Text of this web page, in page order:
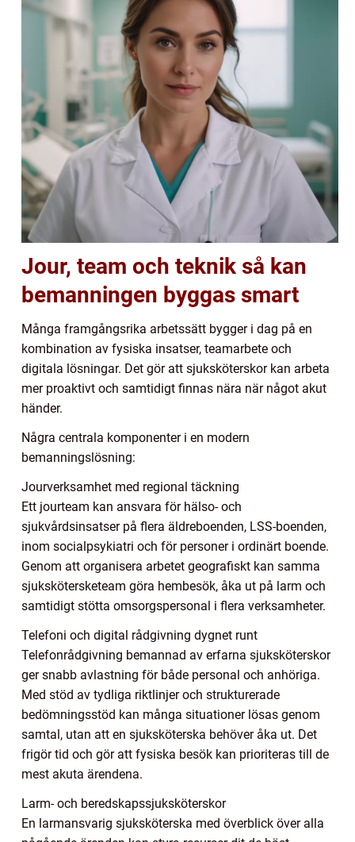
Jour, team och teknik så kan
bemanningen byggas smart
Många framgångsrika arbetssätt bygger i dag på en
kombination av fysiska insatser, teamarbete och
digitala lösningar. Det gör att sjuksköterskor kan arbeta
mer proaktivt och samtidigt finnas nära när något akut
händer.
Några centrala komponenter i en modern
bemanningslösning:
Jourverksamhet med regional täckning
Ett jourteam kan ansvara för hälso- och
sjukvårdsinsatser på flera äldreboenden, LSS-boenden,
inom socialpsykiatri och för personer i ordinärt boende.
Genom att organisera arbetet geografiskt kan samma
sjukskötersketeam göra hembesök, åka ut på larm och
samtidigt stötta omsorgspersonal i flera verksamheter.
Telefoni och digital rådgivning dygnet runt
Telefonrådgivning bemannad av erfarna sjuksköterskor
ger snabb avlastning för både personal och anhöriga.
Med stöd av tydliga riktlinjer och strukturerade
bedömningsstöd kan många situationer lösas genom
samtal, utan att en sjuksköterska behöver åka ut. Det
frigör tid och gör att fysiska besök kan prioriteras till de
mest akuta ärendena.
Larm- och beredskapssjuksköterskor
En larmansvarig sjuksköterska med överblick över alla